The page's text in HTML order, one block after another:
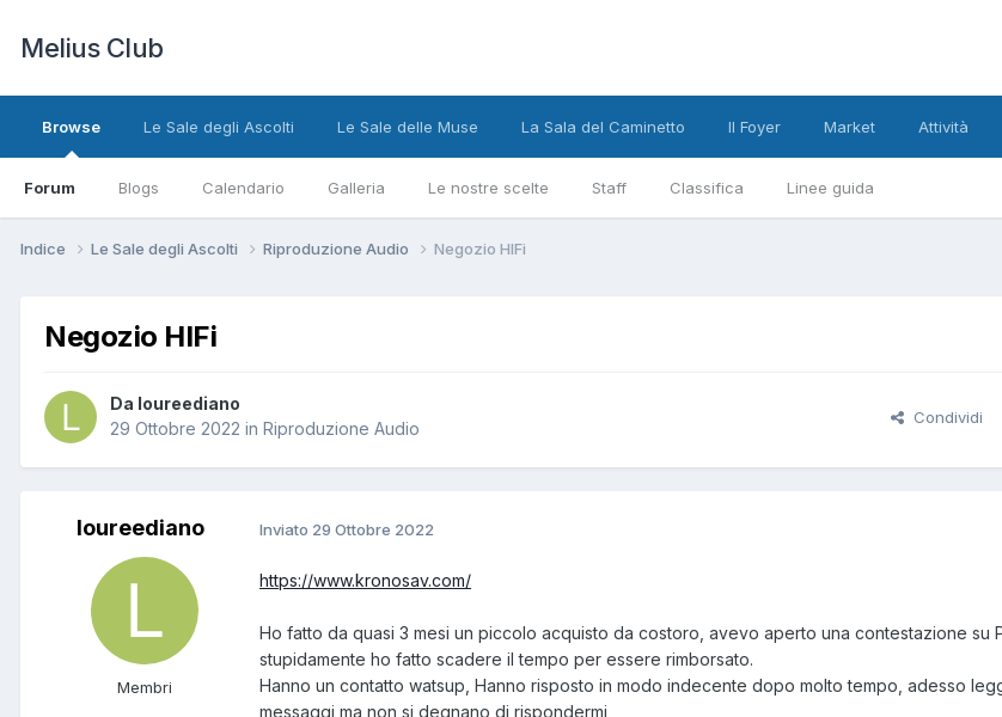
Melius Club
Browse
Forum Blogs Calendario Galleria Le nostre scelte Staff Classifica Linee guida
Le Sale degli Ascolti Le Sale delle Muse La Sala del Caminetto Il Foyer Market Attività
Indice Le Sale degli Ascolti Riproduzione Audio Negozio HIFi
Negozio HIFi
Da loureediano
29 Ottobre 2022 in Riproduzione Audio
Condividi
loureediano
Membri
Inviato 29 Ottobre 2022
https://www.kronosav.com/
Ho fatto da quasi 3 mesi un piccolo acquisto da costoro, avevo aperto una contestazione su
stupidamente ho fatto scadere il tempo per essere rimborsato.
Hanno un contatto watsup, Hanno risposto in modo indecente dopo molto tempo, adesso
messaggi ma non si degnano di rispondermi,